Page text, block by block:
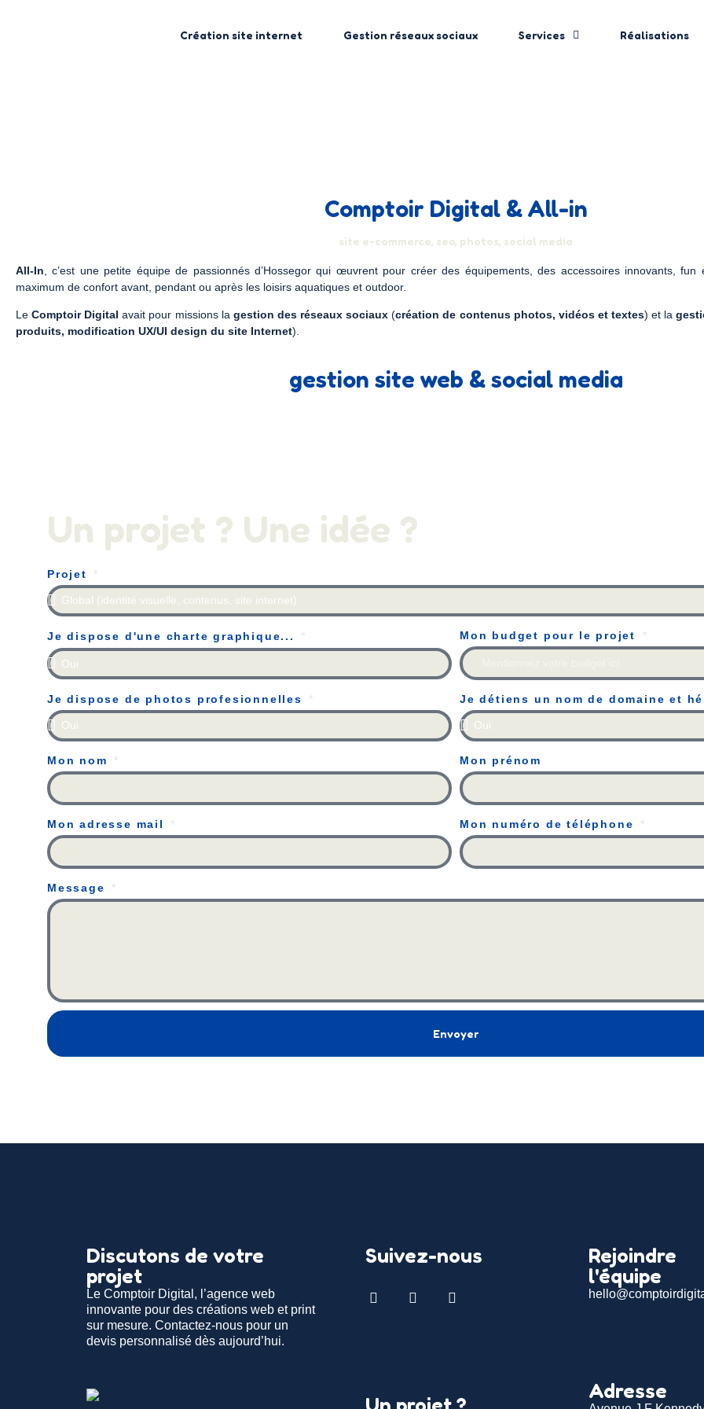
Création site internet Gestion réseaux sociaux Services Réalisations
Comptoir Digital & All-in
site e-commerce, seo, photos, social media
All-In , c’est une petite équipe de passionnés d’Hossegor qui œuvrent pour créer des équipements, des accessoires innovants, fun
maximum de confort avant, pendant ou après les loisirs aquatiques et outdoor.
LeComptoir Digitalavait pour missions la gestion des réseaux sociaux (création de contenus photos, vidéos et textes) et la
produits, modification UX/UI design du site Internet).
gestion site web & social media
Un projet ? Une idée ?
Projet
Je dispose d'une charte graphique... Mon budget pour le projet
Je dispose de photos profesionnelles Je détiens un nom de domaine et
Mon nom Mon prénom
Mon adresse mail Mon numéro de téléphone
Message
Envoyer
Discutons de votre
projet
Le Comptoir Digital, l’agence web
innovante pour des créations web et print
sur mesure. Contactez-nous pour un
devis personnalisé dès aujourd’hui.
Suivez-nous
Rejoindre
l'équipe
Adresse